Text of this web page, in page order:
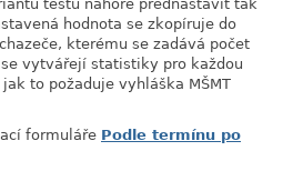
testu nahoře přednastavit tak
hodnota se zkopíruje do
kterému se zadává počet
vytvářejí statistiky pro každou
to požaduje vyhláška MŠMT
formuláře Podle termínu po